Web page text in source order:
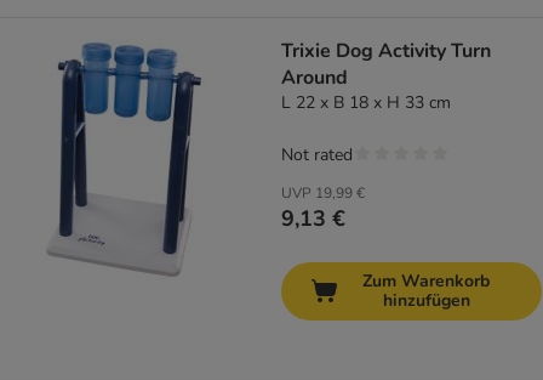
Trixie Dog Activity Turn
Around
L 22 x B 18 x H 33 cm
UVP 19,99 €
9,13 €
Not rated
Zum Warenkorb
hinzufügen